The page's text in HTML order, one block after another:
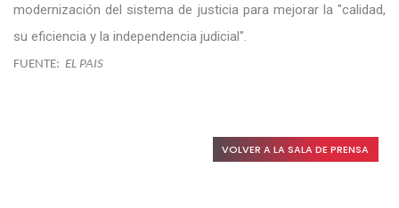
modernización del sistema de justicia para mejorar la "calidad,
su eficiencia y la independencia judicial".
FUENTE: EL PAIS
VOLVER A LA SALA DE PRENSA